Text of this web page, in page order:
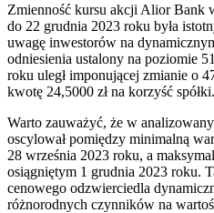
Zmienność kursu akcji Alior Bank
do 22 grudnia 2023 roku była
uwagę inwestorów na
odniesienia ustalony na poziomie
roku uległ imponującej zmianie o
kwotę 24,5000 zł na korzyść spółki.
Warto zauważyć, że w
oscylował pomiędzy minimalną
28 września 2023 roku, a
osiągniętym 1 grudnia 2023 roku.
cenowego odzwierciedla
różnorodnych czynników na